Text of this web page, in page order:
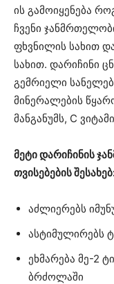
ის გამოიყენება
ჩვენი
ფხვნილის სახით
სახით. დარიჩინი
გემრიელი
მინერალების
მანგანუმს, C
მეტი დარიჩინის
თვისებების
აძლიერებს
ასტიმულირებს
ეხმარება მე-2
ბრძოლაში